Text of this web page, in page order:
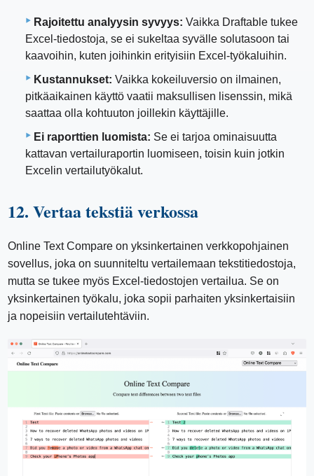
Rajoitettu analyysin syvyys: Vaikka Draftable tukee
Excel-tiedostoja, se ei sukeltaa syvälle solutasoon tai
kaavoihin, kuten joihinkin erityisiin Excel-työkaluihin.
Kustannukset: Vaikka kokeiluversio on ilmainen,
pitkäaikainen käyttö vaatii maksullisen lisenssin, mikä
saattaa olla kohtuuton joillekin käyttäjille.
Ei raporttien luomista: Se ei tarjoa ominaisuutta
kattavan vertailuraportin luomiseen, toisin kuin jotkin
Excelin vertailutyökalut.
12. Vertaa tekstiä verkossa
Online Text Compare on yksinkertainen verkkopohjainen
sovellus, joka on suunniteltu vertailemaan tekstitiedostoja,
mutta se tukee myös Excel-tiedostojen vertailua. Se on
yksinkertainen työkalu, joka sopii parhaiten yksinkertaisiin
ja nopeisiin vertailutehtäviin.